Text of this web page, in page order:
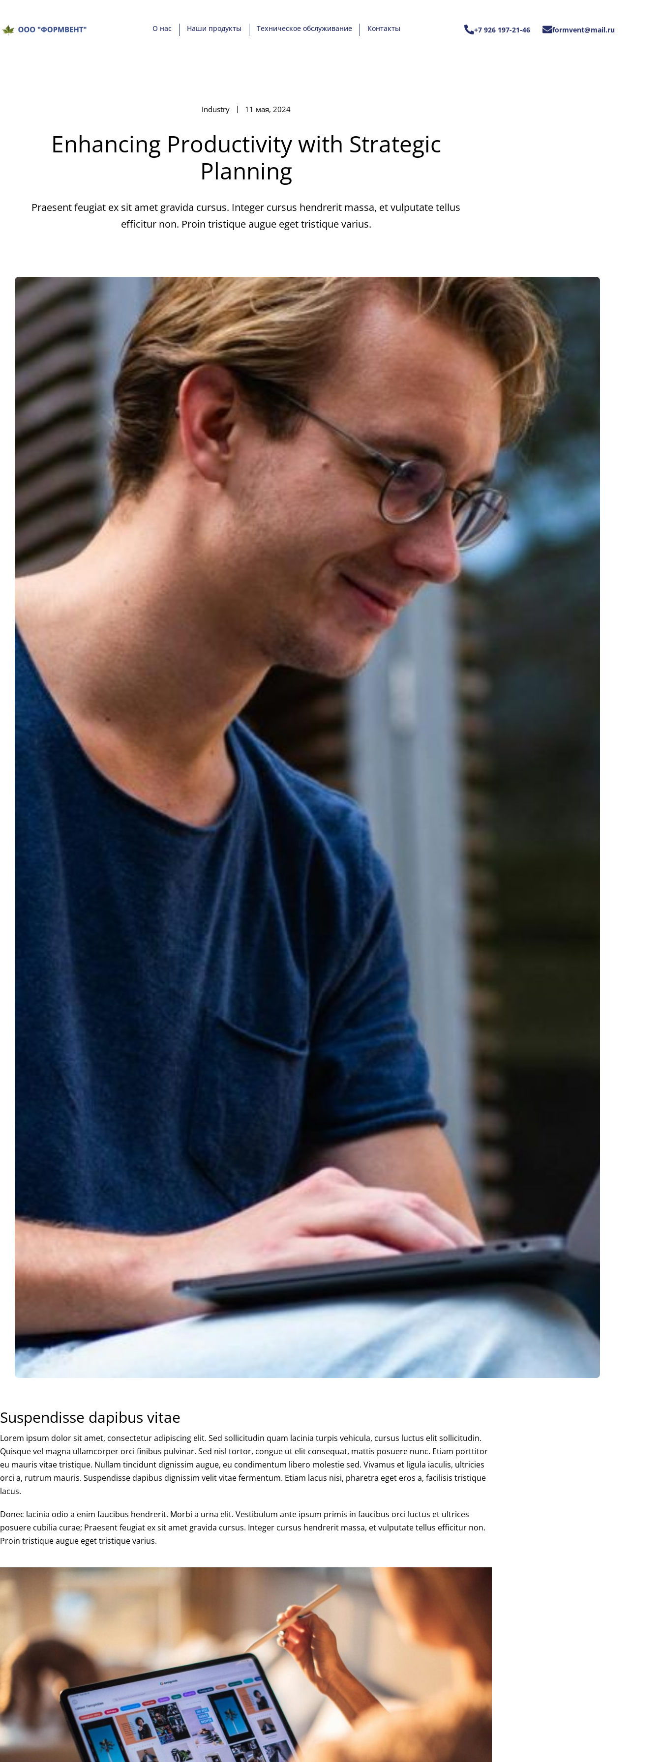
О нас Наши продукты Техническое обслуживание Контакты +7 926 197-21-46 formvent@mail.ru
Industry 11 мая, 2024
Enhancing Productivity with Strategic
Planning
Praesent feugiat ex sit amet gravida cursus. Integer cursus hendrerit massa, et vulputate tellus
efficitur non. Proin tristique augue eget tristique varius.
Suspendisse dapibus vitae
Lorem ipsum dolor sit amet, consectetur adipiscing elit. Sed sollicitudin quam lacinia turpis vehicula, cursus luctus elit sollicitudin.
Quisque vel magna ullamcorper orci finibus pulvinar. Sed nisl tortor, congue ut elit consequat, mattis posuere nunc. Etiam porttitor
eu mauris vitae tristique. Nullam tincidunt dignissim augue, eu condimentum libero molestie sed. Vivamus et ligula iaculis, ultricies
orci a, rutrum mauris. Suspendisse dapibus dignissim velit vitae fermentum. Etiam lacus nisi, pharetra eget eros a, facilisis tristique
lacus.
Donec lacinia odio a enim faucibus hendrerit. Morbi a urna elit. Vestibulum ante ipsum primis in faucibus orci luctus et ultrices
posuere cubilia curae; Praesent feugiat ex sit amet gravida cursus. Integer cursus hendrerit massa, et vulputate tellus efficitur non.
Proin tristique augue eget tristique varius.